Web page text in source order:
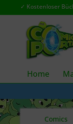
✓ Kostenloser
Home
Comics